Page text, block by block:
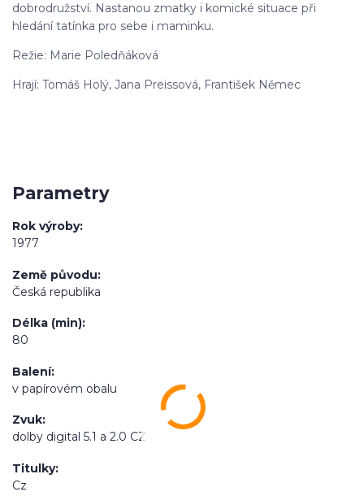
dobrodružství. Nastanou zmatky i komické situace při
hledání tatínka pro sebe i maminku.
Režie: Marie Poledňáková
Hrají: Tomáš Holý, Jana Preissová, František Němec
Parametry
Rok výroby
1977
Země původu
Česká republika
Délka (min)
80
Balení
v papírovém obalu
Zvuk
dolby digital 5.1 a 2.0 CZ
Titulky
Cz